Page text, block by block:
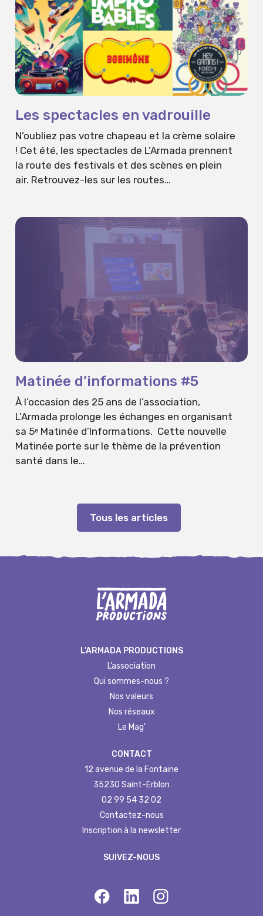
Les spectacles en vadrouille
N’oubliez pas votre chapeau et la crème solaire
! Cet été, les spectacles de L’Armada prennent
la route des festivals et des scènes en plein
air. Retrouvez-les sur les routes…
Matinée d’informations #5
À l’occasion des 25 ans de l’association,
L’Armada prolonge les échanges en organisant
sa 5ᵉ Matinée d’Informations. Cette nouvelle
Matinée porte sur le thème de la prévention
santé dans le…
Tous les articles
L’ARMADA PRODUCTIONS
L’association
Qui sommes-nous ?
Nos valeurs
Nos réseaux
Le Mag'
CONTACT
12 avenue de la Fontaine
35230 Saint-Erblon
02 99 54 32 02
Contactez-nous
Inscription à la newsletter
SUIVEZ-NOUS